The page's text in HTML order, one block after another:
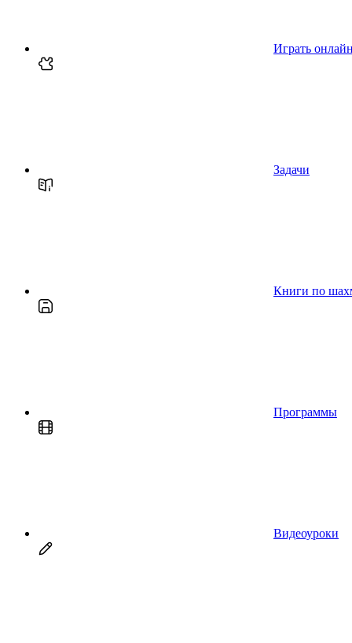
Играть онлайн
Задачи
Книги по
Программы
Видеоуроки